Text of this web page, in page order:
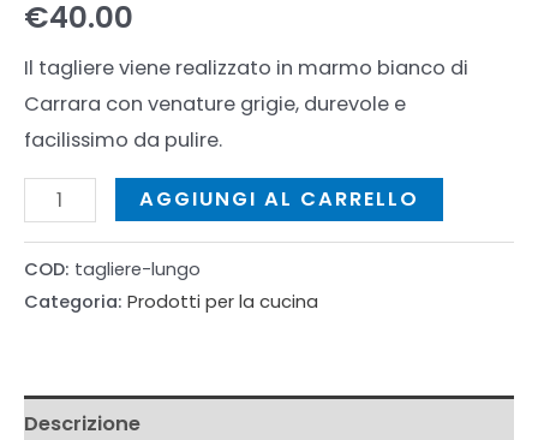
€40.00
Il tagliere viene realizzato in marmo bianco di
Carrara con venature grigie, durevole e
facilissimo da pulire.
Tagliere
da
portata
lungo
AGGIUNGI AL CARRELLO
COD: tagliere-lungo
Categoria: Prodotti per la cucina
Descrizione